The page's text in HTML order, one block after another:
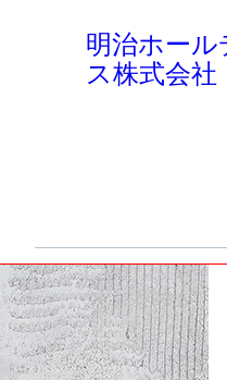
明治ホー
ス株式会社